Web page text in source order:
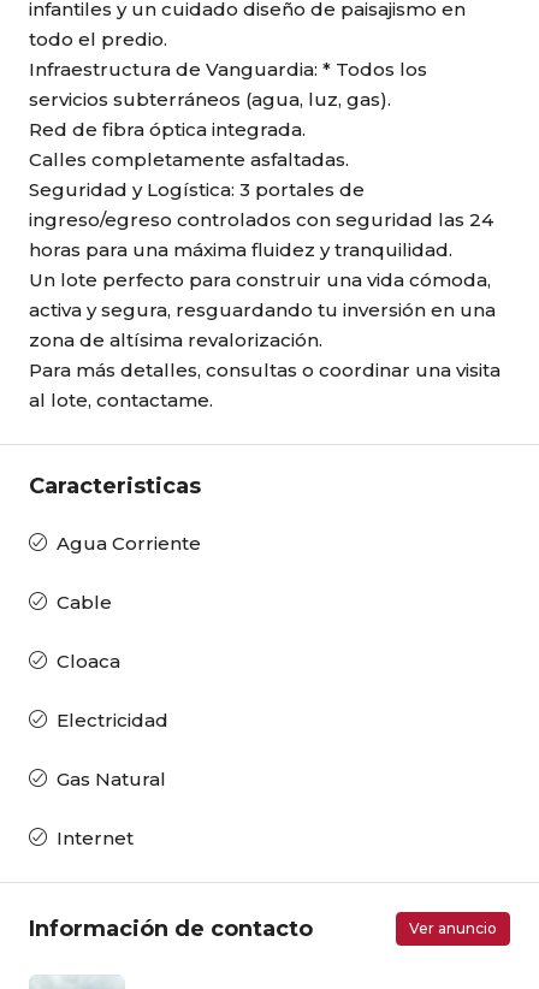
infantiles y un cuidado diseño de paisajismo en
todo el predio.
Infraestructura de Vanguardia: * Todos los
servicios subterráneos (agua, luz, gas).
Red de fibra óptica integrada.
Calles completamente asfaltadas.
Seguridad y Logística: 3 portales de
ingreso/egreso controlados con seguridad las 24
horas para una máxima fluidez y tranquilidad.
Un lote perfecto para construir una vida cómoda,
activa y segura, resguardando tu inversión en una
zona de altísima revalorización.
Para más detalles, consultas o coordinar una visita
al lote, contactame.
Caracteristicas
Agua Corriente
Cable
Cloaca
Electricidad
Gas Natural
Internet
Información de contacto Ver anuncio